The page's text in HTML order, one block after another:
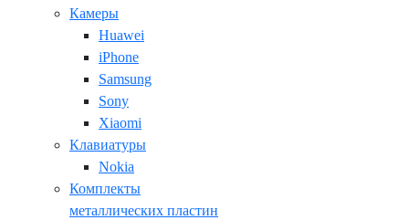
Камеры
Huawei
iPhone
Samsung
Sony
Xiaomi
Клавиатуры
Nokia
Комплекты
металлических пластин